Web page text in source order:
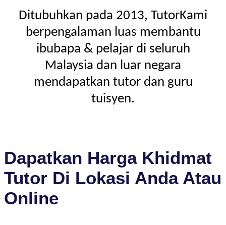
Ditubuhkan pada 2013, TutorKami
berpengalaman luas membantu
ibubapa & pelajar di seluruh
Malaysia dan luar negara
mendapatkan tutor dan guru
tuisyen.
Dapatkan Harga Khidmat
Tutor Di Lokasi Anda Atau
Online